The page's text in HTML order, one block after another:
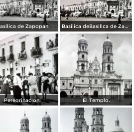
de Zapopan Basilica deBasilica de Zapopan
Peregrinacion. El Templo.